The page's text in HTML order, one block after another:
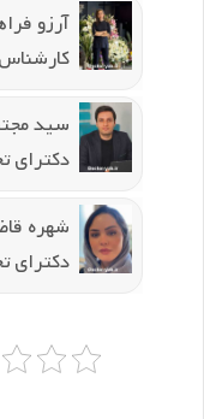
آرزو
سید
دکترای
شهره
دکترای